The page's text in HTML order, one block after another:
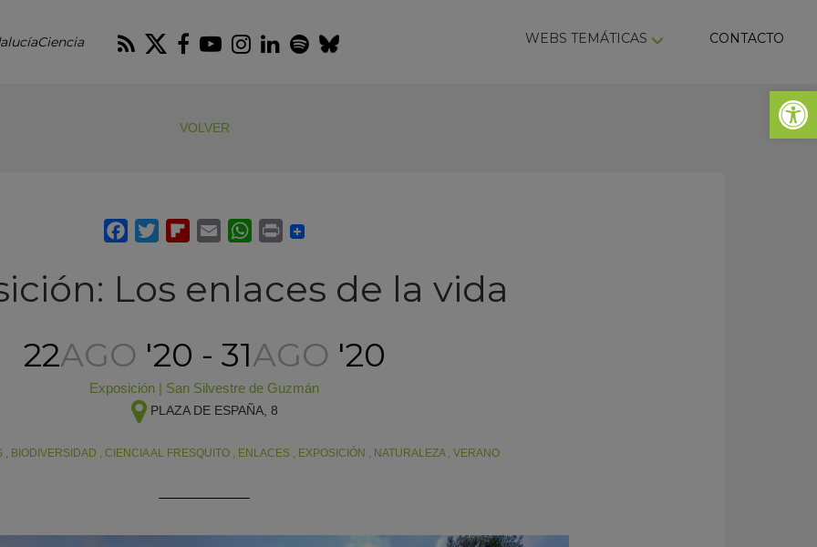
Abrir
RSS Twitter
Facebook
Youtube
Instagram
LinkedIn
Spotify
Bluesky WEBS TEMÁTICAS CONTACTO
VOLVER
Los enlaces de la vida
22AGO '20 - 31AGO '20
Exposición | San Silvestre de Guzmán
PLAZA DE ESPAÑA, 8
, BIODIVERSIDAD , CIENCIA AL FRESQUITO , ENLACES , EXPOSICIÓN , NATURALEZA, VERANO